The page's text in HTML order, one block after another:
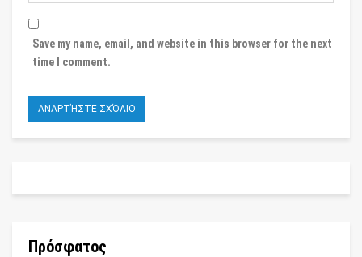
Save my name, email, and website in this browser for the next
time I comment.
Πρόσφατος